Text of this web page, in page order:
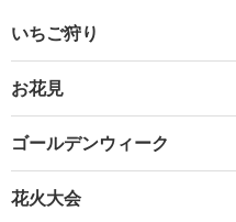
いちご狩り
お花見
ゴールデンウィーク
花火大会